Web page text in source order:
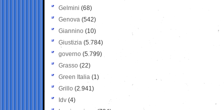
Gelmini (68)
Genova (542)
Giannino (10)
Giustizia (5.784)
governo (5.799)
Grasso (22)
Green Italia (1)
Grillo (2.941)
Idv (4)